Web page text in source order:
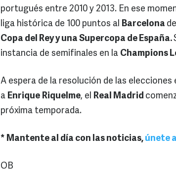
portugués entre 2010 y 2013. En ese
liga histórica de 100 puntos al Barcelona de
Copa del Rey y una Supercopa de España.
instancia de semifinales en la Champions
A espera de la resolución de las elecciones
a Enrique Riquelme, el Real Madrid
próxima temporada.
* Mantente al día con las noticias, únete
OB